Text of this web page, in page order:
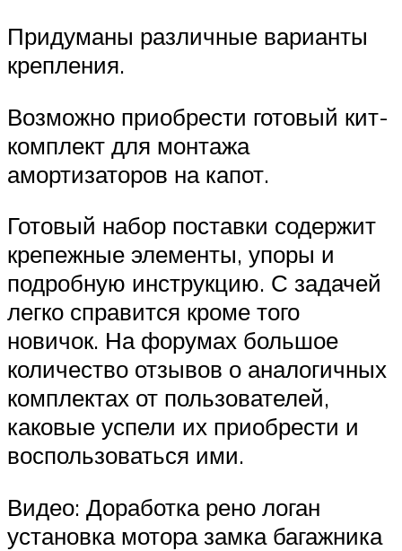
Придуманы различные варианты
крепления.
Возможно приобрести готовый кит-
комплект для монтажа
амортизаторов на капот.
Готовый набор поставки содержит
крепежные элементы, упоры и
подробную инструкцию. С задачей
легко справится кроме того
новичок. На форумах большое
количество отзывов о аналогичных
комплектах от пользователей,
каковые успели их приобрести и
воспользоваться ими.
Видео: Доработка рено логан
установка мотора замка багажника